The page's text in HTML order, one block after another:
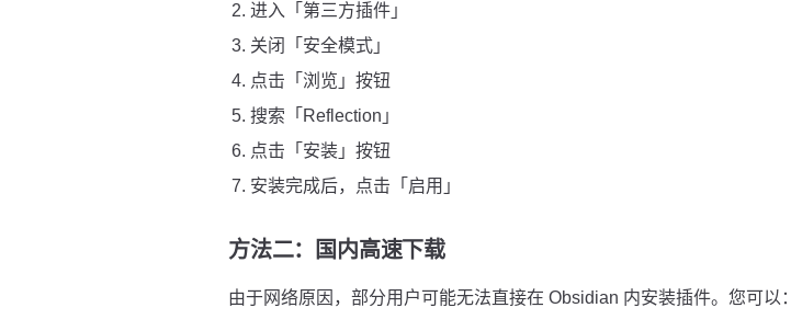
进入「第三方插件」
关闭「安全模式」
点击「浏览」按钮
搜索「Reflection」
点击「安装」按钮
安装完成后，点击「启用」
方法二：国内高速下载
由于网络原因，部分用户可能无法直接在 Obsidian 内安装插件。您可以：